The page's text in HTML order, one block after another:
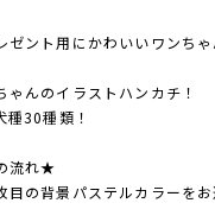
ゼント用にかわいいワンち
ゃんのイラストハンカチ！
種30種類！
流れ★
目の背景パステルカラーを